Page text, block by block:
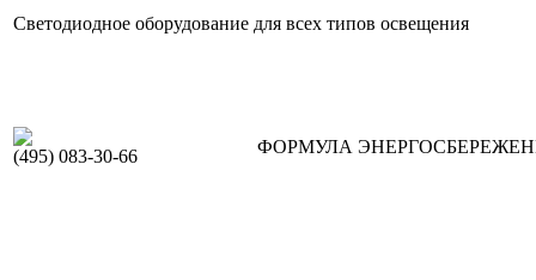
Светодиодное оборудование для всех типов освещения
(495) 083-30-66 ФОРМУЛА